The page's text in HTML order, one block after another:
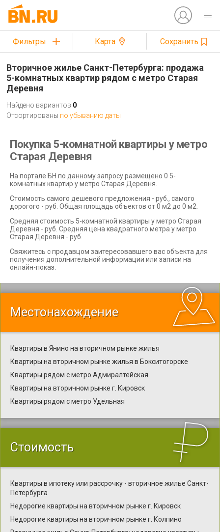
Фильтры Карта Сохранить
Вторичное жилье Санкт-Петербурга: продажа
5-комнатных квартир рядом с метро Старая
Деревня
Найдено вариантов 0
Отсортированы по убыванию даты
Покупка 5-комнатной квартиры у метро
Старая Деревня
На портале БН по данному запросу размещено 0 5-
комнатных квартир у метро Старая Деревня.
Стоимость самого дешевого предложения - руб., самого
дорогого - руб. Общая площадь объектов от 0 м2 до 0 м2.
Средняя стоимость 5-комнатной квартиры у метро Старая
Деревня - руб. Средняя цена квадратного метра у метро
Старая Деревня - руб.
Свяжитесь с продавцом заитересовавшего вас объекта для
получения дополнительной информации или записи на
онлайн-показ.
Местонахождение
Квартиры в Янино на вторичном рынке жилья
Квартиры на вторичном рынке жилья в Бокситогорске
Квартиры рядом с метро Адмиралтейская
Квартиры на вторичном рынке г. Кировск
Квартиры рядом с метро Удельная
Стоимость
Квартиры в ипотеку или рассрочку - вторичное жилье Санкт-
Петербурга
Недорогие квартиры на вторичном рынке г. Кировск
Недорогие квартиры на вторичном рынке г. Колпино